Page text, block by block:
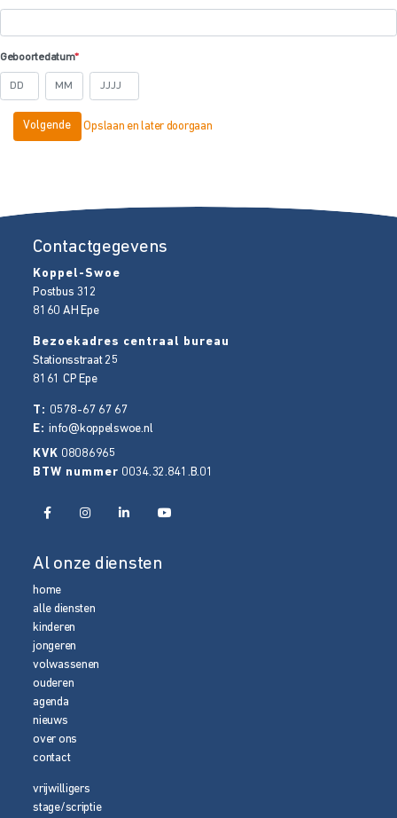
Geboortedatum*
Opslaan en later doorgaan
Contactgegevens
Koppel-Swoe
Postbus 312
8160 AH Epe
Bezoekadres centraal bureau
Stationsstraat 25
8161 CP Epe
T: 0578-67 67 67
E:info@koppelswoe.nl
KVK 08086965
BTW nummer 0034.32.841.B.01
Al onze diensten
home
alle diensten
kinderen
jongeren
volwassenen
ouderen
agenda
nieuws
over ons
contact
vrijwilligers
stage/scriptie